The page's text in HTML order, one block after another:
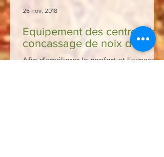
Equipement des centres de
concassage de noix d'Argan
Afin d'améliorer le confort et l'espace
26 nov. 2018